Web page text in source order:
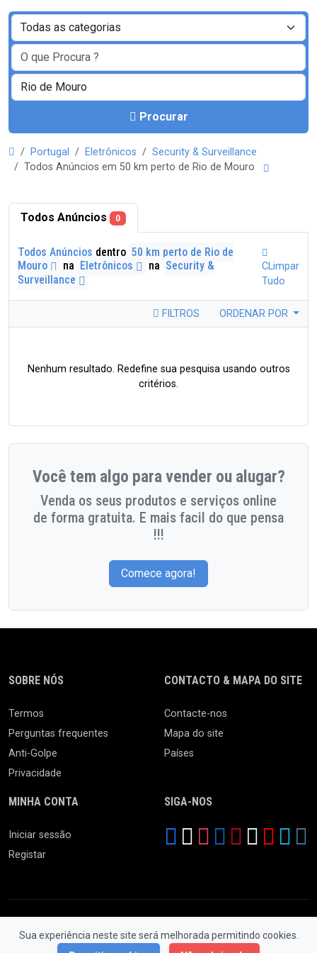
Procurar
Portugal Eletrônicos
Security & Surveillance
Todos Anúncios em 50 km perto de Rio de Mouro
Todos Anúncios 0
Todos Anúncios dentro 50 km perto de Rio de
Mouro
na Eletrônicos na Security &
Surveillance
CLimpar
Tudo
FILTROS ORDENAR POR
Nenhum resultado. Redefine sua pesquisa usando outros
critérios.
Você tem algo para vender ou alugar?
Venda os seus produtos e serviços online
de forma gratuita. E mais facil do que pensa
!!!
Comece agora!
Sua experiência neste site será melhorada permitindo cookies.
SOBRE NÓS
Termos
Perguntas frequentes
Anti-Golpe
Privacidade
CONTACTO & MAPA DO SITE
Contacte-nos
Mapa do site
Países
MINHA CONTA
Iniciar sessão
Registar
SIGA-NOS
© 2026 Feira da Ladra. Todos os Direitos Reservados.